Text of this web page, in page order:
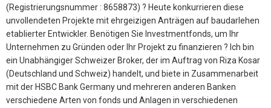
(Registrierungsnummer : 8658873) ? Heute konkurrieren diese
unvollendeten Projekte mit ehrgeizigen Anträgen auf baudarlehen
etablierter Entwickler. Benötigen Sie Investmentfonds, um Ihr
Unternehmen zu Gründen oder Ihr Projekt zu finanzieren ? Ich bin
ein Unabhängiger Schweizer Broker, der im Auftrag von Riza Kosar
(Deutschland und Schweiz) handelt, und biete in Zusammenarbeit
mit der HSBC Bank Germany und mehreren anderen Banken
verschiedene Arten von fonds und Anlagen in verschiedenen